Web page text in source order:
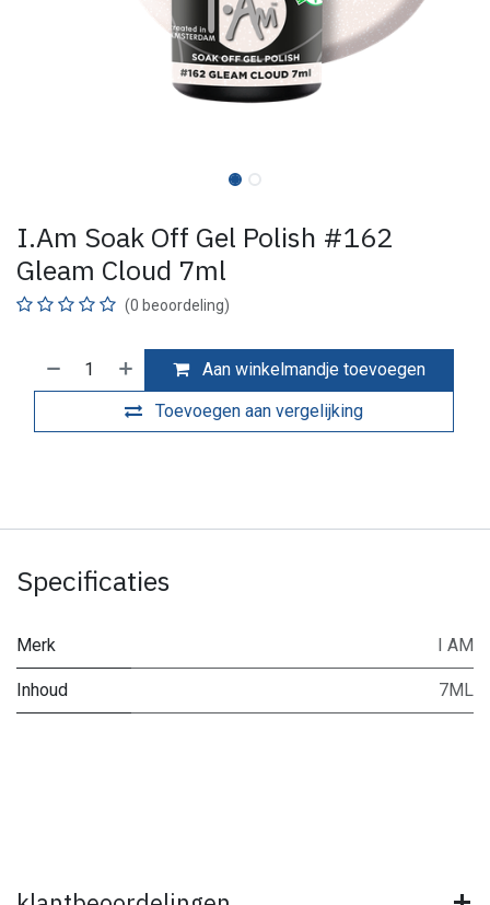
I.Am Soak Off Gel Polish #162
Gleam Cloud 7ml
(0 beoordeling)
Aan winkelmandje toevoegen
Toevoegen aan vergelijking
Specificaties
Merk I AM
Inhoud 7ML